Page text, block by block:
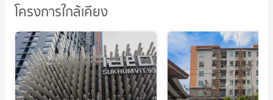
โครงการใกล้เคียง